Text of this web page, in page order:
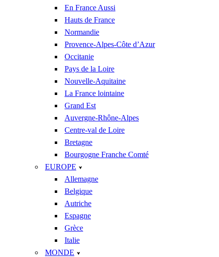
En France Aussi
Hauts de France
Normandie
Provence-Alpes-Côte d’Azur
Occitanie
Pays de la Loire
Nouvelle-Aquitaine
La France lointaine
Grand Est
Auvergne-Rhône-Alpes
Centre-val de Loire
Bretagne
Bourgogne Franche Comté
EUROPE
Allemagne
Belgique
Autriche
Espagne
Grèce
Italie
MONDE